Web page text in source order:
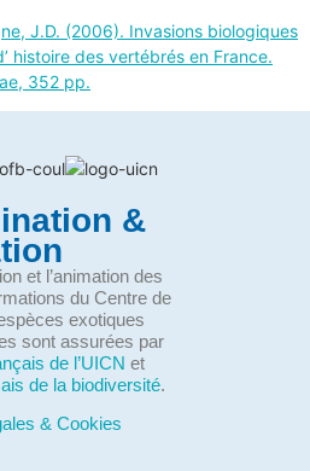
J.D. (2006). Invasions biologiques
histoire des vertébrés en France.
352 pp.
&
et l’animation des
du Centre de
exotiques
sont assurées par
de l’UICN et
de la biodiversité.
& Cookies